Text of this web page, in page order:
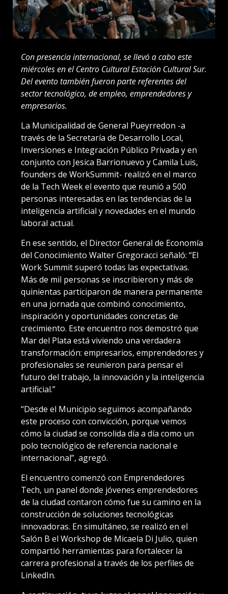
Con presencia internacional, se llevó a cabo este
miércoles en el Centro Cultural Estación Cultural Sur.
Del evento también fueron parte referentes del
sector tecnológico, de empleo, emprendedores y
empresarios.
La Municipalidad de General Pueyrredon -a
través de la Secretaría de Desarrollo Local,
Inversiones e Integración Público Privada y en
conjunto con Jesica Barrionuevo y Camila Luis,
founders de WorkSummit- realizó en el marco
de la Tech Week el evento que reunió a 500
personas interesadas en las tendencias de la
inteligencia artificial y novedades en el mundo
laboral actual.
En ese sentido, el Director General de Economía
del Conocimiento Walter Gregoracci señaló: “El
Work Summit superó todas las expectativas.
Más de mil personas se inscribieron y más de
quinientas participaron de manera permanente
en una jornada que combinó conocimiento,
inspiración y oportunidades concretas de
crecimiento. Este encuentro nos demostró que
Mar del Plata está viviendo una verdadera
transformación: empresarios, emprendedores y
profesionales se reunieron para pensar el
futuro del trabajo, la innovación y la inteligencia
artificial.”
“Desde el Municipio seguimos acompañando
este proceso con convicción, porque vemos
cómo la ciudad se consolida día a día como un
polo tecnológico de referencia nacional e
internacional”, agregó.
El encuentro comenzó con Emprendedores
Tech, un panel donde jóvenes emprendedores
de la ciudad contaron cómo fue su camino en la
construcción de soluciones tecnológicas
innovadoras. En simultáneo, se realizó en el
Salón B el Workshop de Micaela Di Julio, quien
compartió herramientas para fortalecer la
carrera profesional a través de los perfiles de
LinkedIn.